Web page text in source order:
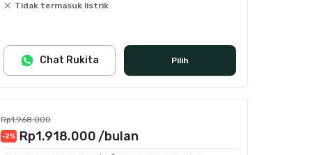
Tidak termasuk listrik
Pilih
Chat Rukita
Rp1.968.000
-2% Rp1.918.000 /bulan